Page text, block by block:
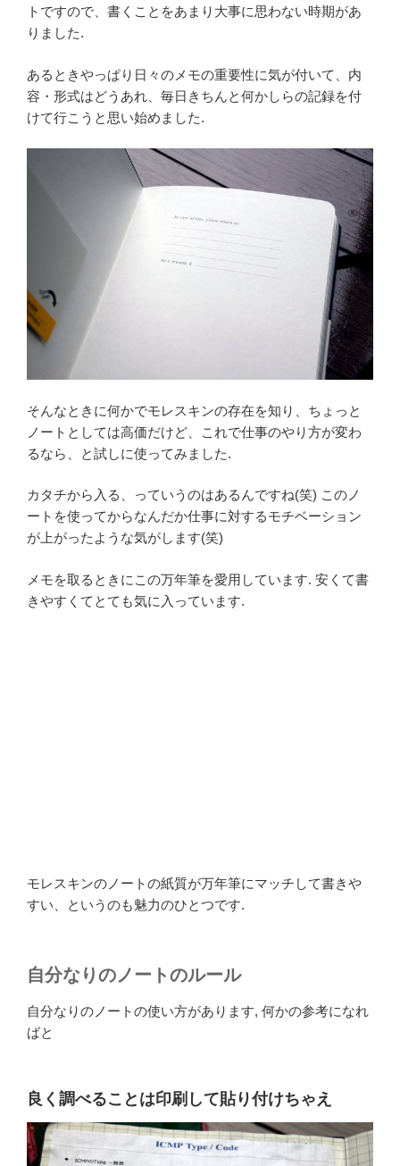
トですので、書くことをあまり大事に思わない時期があ
りました.
あるときやっぱり日々のメモの重要性に気が付いて、内
容・形式はどうあれ、毎日きちんと何かしらの記録を付
けて行こうと思い始めました.
そんなときに何かでモレスキンの存在を知り、ちょっと
ノートとしては高価だけど、これで仕事のやり方が変わ
るなら、と試しに使ってみました.
カタチから入る、っていうのはあるんですね(笑) このノ
ートを使ってからなんだか仕事に対するモチベーション
が上がったような気がします(笑)
メモを取るときにこの万年筆を愛用しています. 安くて書
きやすくてとても気に入っています.
モレスキンのノートの紙質が万年筆にマッチして書きや
すい、というのも魅力のひとつです.
自分なりのノートのルール
自分なりのノートの使い方があります, 何かの参考になれ
ばと
良く調べることは印刷して貼り付けちゃえ